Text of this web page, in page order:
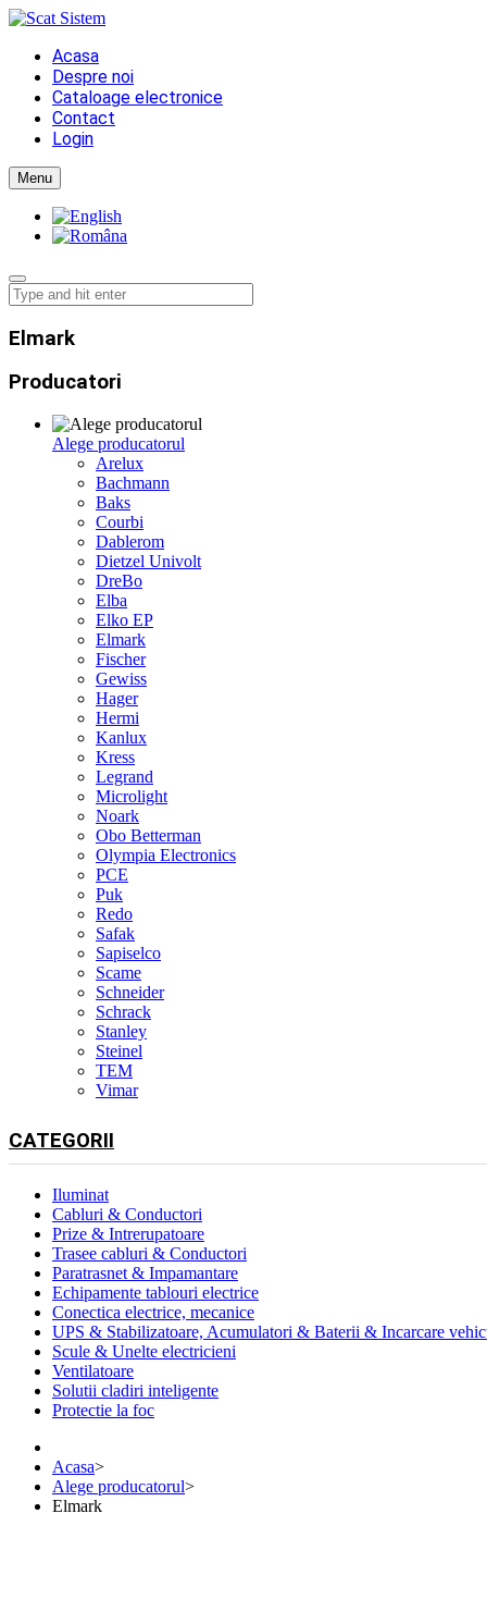
Acasa
Despre noi
Cataloage electronice
Contact
Login
Menu
Elmark
Producatori
Alege producatorul
Arelux
Bachmann
Baks
Courbi
Dablerom
Dietzel Univolt
DreBo
Elba
Elko EP
Elmark
Fischer
Gewiss
Hager
Hermi
Kanlux
Kress
Legrand
Microlight
Noark
Obo Betterman
Olympia Electronics
PCE
Puk
Redo
Safak
Sapiselco
Scame
Schneider
Schrack
Stanley
Steinel
TEM
Vimar
CATEGORII
Iluminat
Cabluri & Conductori
Prize & Intrerupatoare
Trasee cabluri & Conductori
Paratrasnet & Impamantare
Echipamente tablouri electrice
Conectica electrice, mecanice
UPS & Stabilizatoare, Acumulatori & Baterii & Incarcare
Scule & Unelte electricieni
Ventilatoare
Solutii cladiri inteligente
Protectie la foc
Acasa>
Alege producatorul>
Elmark